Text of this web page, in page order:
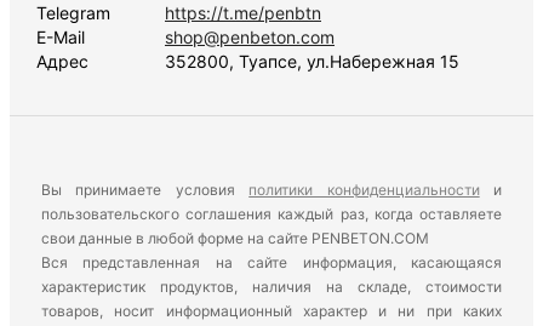
Telegram
https://t.me/penbtn
E-Mail
shop@penbeton.com
Адрес
352800, Туапсе, ул.Набережная 15
Вы принимаете условия политики конфиденциальностии
пользовательского соглашения каждый раз, когда оставляете
свои данные в любой форме на сайте PENBETON.COM
Вся представленная на сайте информация, касающаяся
характеристик продуктов, наличия на складе, стоимости
товаров, носит информационный характер и ни при каких